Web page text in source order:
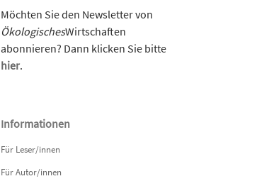
Möchten Sie den Newsletter von
ÖkologischesWirtschaften
abonnieren? Dann klicken Sie bitte
hier.
Informationen
Für Leser/innen
Für Autor/innen